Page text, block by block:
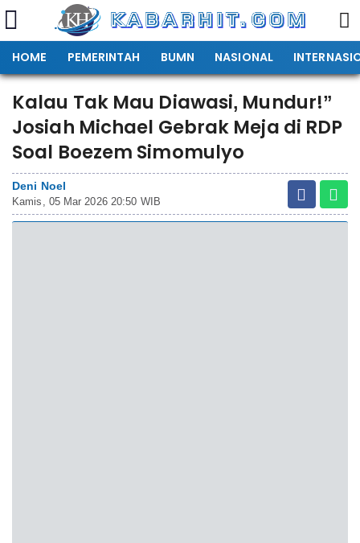
HOME PEMERINTAH BUMN NASIONAL
Kalau Tak Mau Diawasi, Mundur!”
Josiah Michael Gebrak Meja di RDP
Soal Boezem Simomulyo
Deni Noel
Kamis, 05 Mar 2026 20:50 WIB